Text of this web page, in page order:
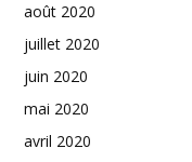
août 2020
juillet 2020
juin 2020
mai 2020
avril 2020